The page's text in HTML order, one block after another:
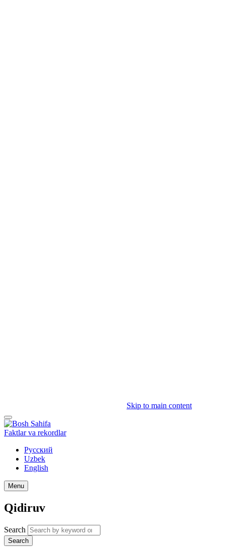
Skip to main content
Faktlar va rekordlar
Русский
Uzbek
English
Menu
Qidiruv
Search
Search